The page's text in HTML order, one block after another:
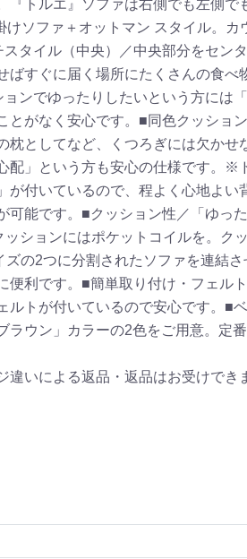
トルエ』ソファは右側でも左側
ソファ＋オットマン スタイル。
タイル（中央）／中央部分をセン
すぐに届く場所にたくさんの食
ンでゆったりしたいという方には
がなく安心です。■同色クッショ
としてなど、くつろぎには欠か
」という方も安心の仕様です。
付いているので、程よく心地よ
能です。■クッション性／「ゆっ
ションにはポケットコイルを。ク
の2つに分割されたソファを連結
利です。■簡単取り付け・フェル
トが付いているので安心です。■
ウン」カラーの2色をご用意。定
いによる返品・返品はお受けでき